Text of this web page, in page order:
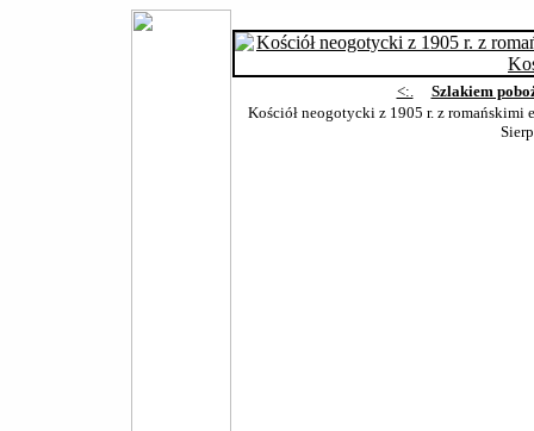
<:.
Szlakiem
Kościół neogotycki z 1905 r. z